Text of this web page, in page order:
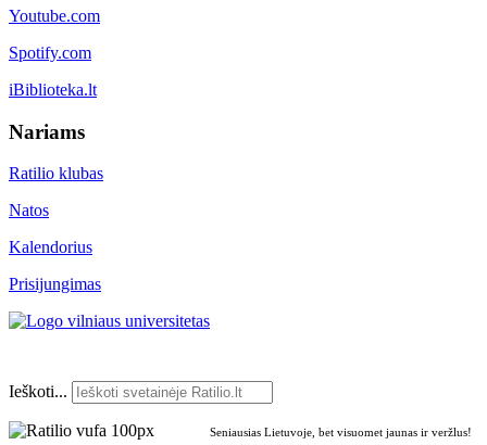
Youtube.com
Spotify.com
iBiblioteka.lt
Nariams
Ratilio klubas
Natos
Kalendorius
Prisijungimas
Ieškoti...
Seniausias Lietuvoje, bet visuomet jaunas ir veržlus!